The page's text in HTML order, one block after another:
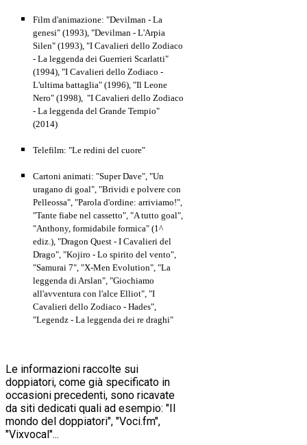
Film d'animazione: "Devilman - La
genesi" (1993), "Devilman - L'Arpia
Silen" (1993), "I Cavalieri dello Zodiaco
- La leggenda dei Guerrieri Scarlatti"
(1994), "I Cavalieri dello Zodiaco -
L'ultima battaglia" (1996), "Il Leone
Nero" (1998), "I Cavalieri dello Zodiaco
- La leggenda del Grande Tempio"
(2014)
Telefilm: "Le redini del cuore"
Cartoni animati: "Super Dave", "Un
uragano di goal", "Brividi e polvere con
Pelleossa" , "Parola d'ordine: arriviamo!",
"Tante fiabe nel cassetto", "A tutto goal",
"Anthony, formidabile formica" (1^
ediz.), "Dragon Quest - I Cavalieri del
Drago", "Kojiro - Lo spirito del vento",
"Samurai 7", "X-Men Evolution", "La
leggenda di Arslan", "Giochiamo
all'avventura con l'alce Elliot", "I
Cavalieri dello Zodiaco - Hades",
"Legendz - La leggenda dei re draghi"
Le informazioni raccolte sui
doppiatori, come già specificato in
occasioni precedenti, sono ricavate
da siti dedicati quali ad esempio: "Il
mondo del doppiatori", "Voci.fm",
"Vixvocal"...